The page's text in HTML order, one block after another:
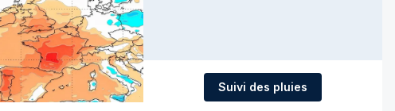
Suivi des pluies